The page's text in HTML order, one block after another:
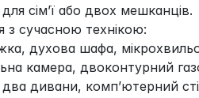
сім’ї або двох мешканців.
з сучасною технікою:
духова шафа,
камера, двоконтурний
дивани, комп’ютерний